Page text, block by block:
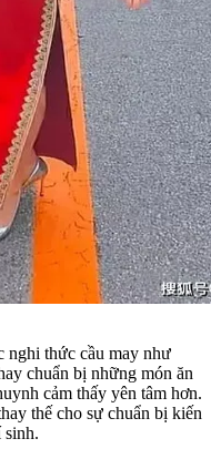
nghi thức cầu may như
chuẩn bị những món ăn
cảm thấy yên tâm hơn.
thế cho sự chuẩn bị kiến
sinh.